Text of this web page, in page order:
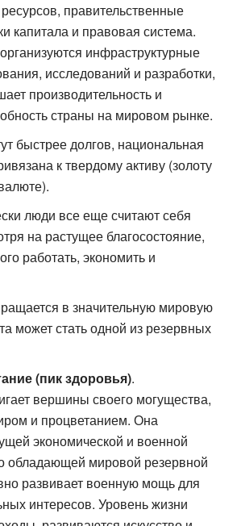
правительственные
капитала и правовая система.
инфраструктурные
исследований и разработки,
производительность и
страны на мировом рынке.
быстрее долгов, национальная
к твердому активу (золоту
люди все еще считают себя
на растущее благосостояние,
работать, экономить и
в значительную мировую
может стать одной из резервных
(пик здоровья).
вершины своего могущества,
и процветанием. Она
экономической и военной
обладающей мировой резервной
развивает военную мощь для
интересов. Уровень жизни